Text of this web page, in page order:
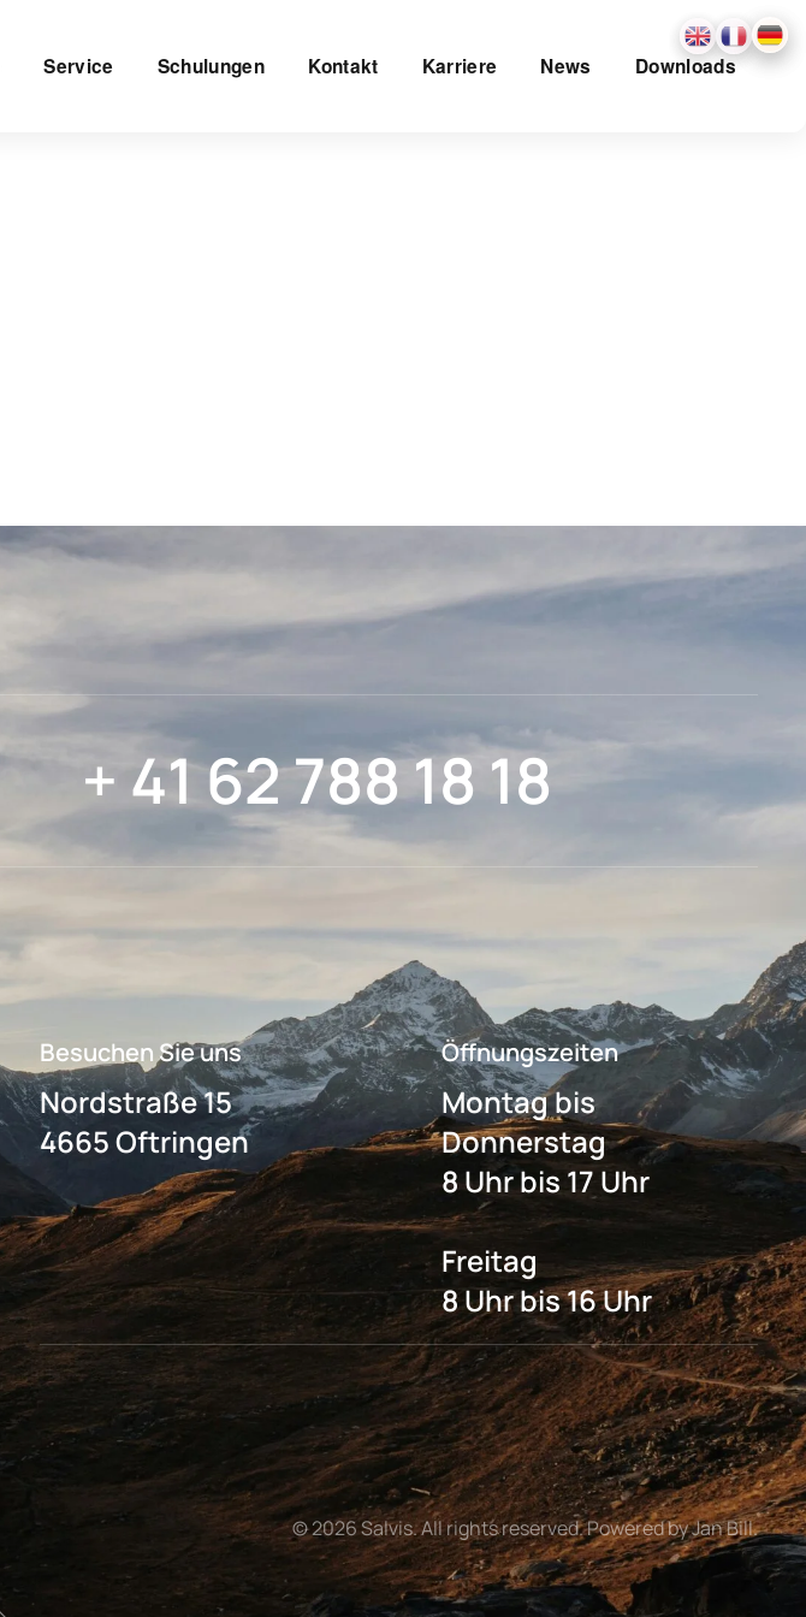
Service Schulungen Kontakt Karriere News Downloads
+ 41 62 788 18 18
Besuchen Sie uns
Nordstraße 15
4665 Oftringen
Öffnungszeiten
Montag bis
Donnerstag
8 Uhr bis 17 Uhr
Freitag
8 Uhr bis 16 Uhr
©2026Salvis. All rights reserved. Powered by Jan Bill.